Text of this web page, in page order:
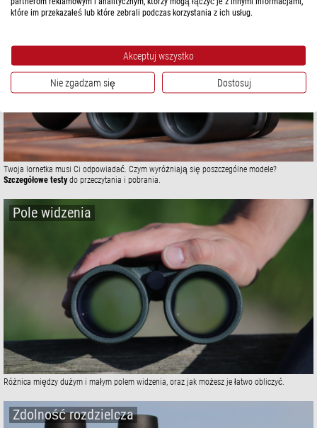
Twoja lornetka musi Ci odpowiadać. Czym wyróżniają się poszczególne modele?
Szczegółowe testydo przeczytania i pobrania.
Pole widzenia
Różnica między dużym i małym polem widzenia, oraz jak możesz je łatwo obliczyć.
Zdolność rozdzielcza
które im przekazałeś lub które zebrali podczas korzystania z ich usług.
Akceptuj wszystko
Nie zgadzam się Dostosuj